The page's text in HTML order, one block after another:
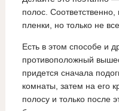
полос.
пленки, но только не
Есть в этом способе и
противоположный
придется сначала
комнаты, затем на его
полосу и только после